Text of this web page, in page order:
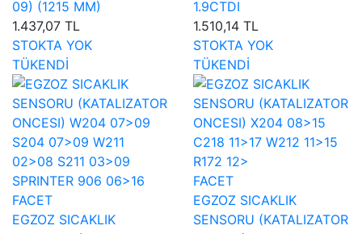
09) (1215 MM)
1.437,07 TL
STOKTA YOK
1.9CTDI
1.510,14 TL
STOKTA YOK
TÜKENDİ
FACET
EGZOZ SICAKLIK
TÜKENDİ
FACET
EGZOZ SICAKLIK
SENSORU (KATALIZATOR